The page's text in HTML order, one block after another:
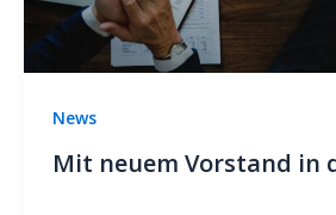
News
Mit neuem Vorstand in